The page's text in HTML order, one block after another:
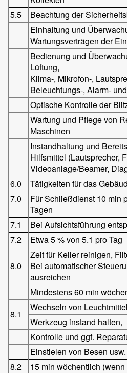
5.5
Beachtung der
Einhaltung und
Wartungsverträgen der
Bedienung und
Lüftung,
Klima-, Mikrofon-,
Beleuchtungs-, Alarm-
Optische Kontrolle der
Wartung und Pflege von
Maschinen
Instandhaltung und
Hilfsmittel (Lautsprecher,
Videoanlage/Beamer,
6.0
Tätigkeiten für das
7.0
Für Schließdienst 10 min
Tagen
7.1
Bei Aufsichtsführung
7.2
Etwa 5 % von 5.1 pro Tag
8.0
Zeit für Keller reinigen,
Bei automatischer
ausreichen
Mindestens 60 min
8.1
Wechseln von
Werkzeug instand halten,
Kontrolle und ggf.
Einstielen von Besen usw.
8.2
15 min wöchentlich